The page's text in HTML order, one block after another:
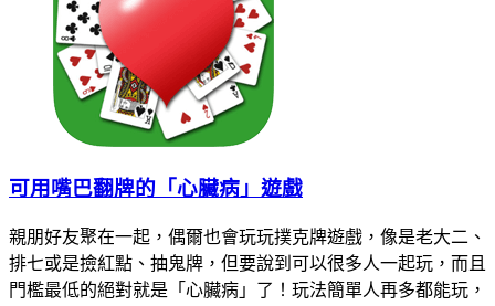
可用嘴巴翻牌的「心臟病」遊戲
親朋好友聚在一起，偶爾也會玩玩撲克牌遊戲，像是老大二、
排七或是撿紅點、抽鬼牌，但要說到可以很多人一起玩，而且
門檻最低的絕對就是「心臟病」了！玩法簡單人再多都能玩，